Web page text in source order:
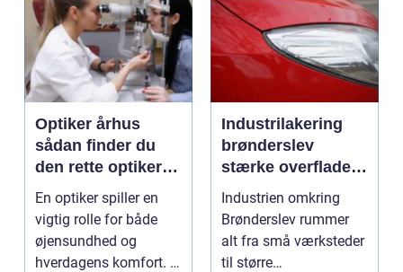
Optiker århus
sådan finder du
den rette optiker i
byen
En optiker spiller en
vigtig rolle for både
øjensundhed og
hverdagens komfort. I
Industrilakering
brønderslev
stærke overflader
til industri og
erhverv
Industrien omkring
Brønderslev rummer
alt fra små værksteder
til større